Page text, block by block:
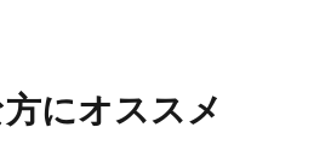
にオススメ